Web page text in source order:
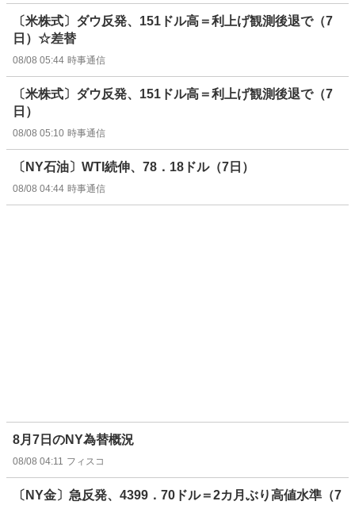
〔米株式〕ダウ反発、151ドル高＝利上げ観測後退で（7
日）☆差替
08/08 05:44 時事通信
〔米株式〕ダウ反発、151ドル高＝利上げ観測後退で（7
日）
08/08 05:10 時事通信
〔NY石油〕WTI続伸、78．18ドル（7日）
08/08 04:44 時事通信
8月7日のNY為替概況
08/08 04:11 フィスコ
〔NY金〕急反発、4399．70ドル＝2カ月ぶり高値水準（7